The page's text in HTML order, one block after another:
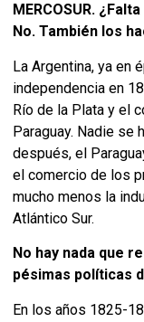
MERCOSUR.
No. También los
La Argentina, ya en
independencia en
Río de la Plata y el
Paraguay. Nadie se
después, el
el comercio de los
mucho menos la
Atlántico Sur.
No hay nada que
pésimas políticas
En los años 1825-